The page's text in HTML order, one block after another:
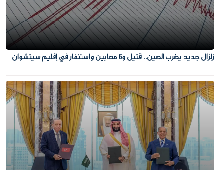
زلزال جديد يضرب الصين.. قتيل و6 مصابين واستنفار في إقليم سيتشوان